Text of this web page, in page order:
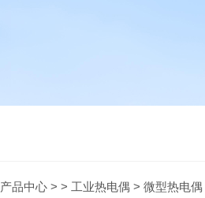
产品中心 > > 工业热电偶 > 微型热电偶